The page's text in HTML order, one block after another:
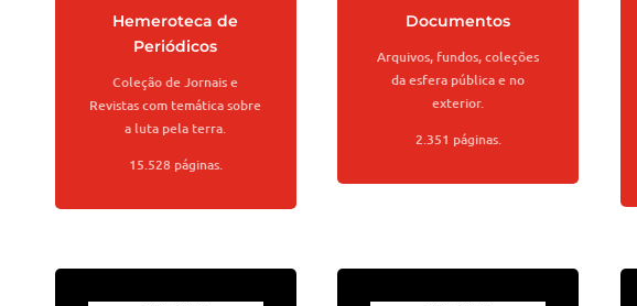
Hemeroteca de
Periódicos
Coleção de Jornais e
Revistas com temática sobre
a luta pela terra.
15.528 páginas.
Documentos
Arquivos, fundos, coleções
da esfera pública e no
exterior.
2.351 páginas.